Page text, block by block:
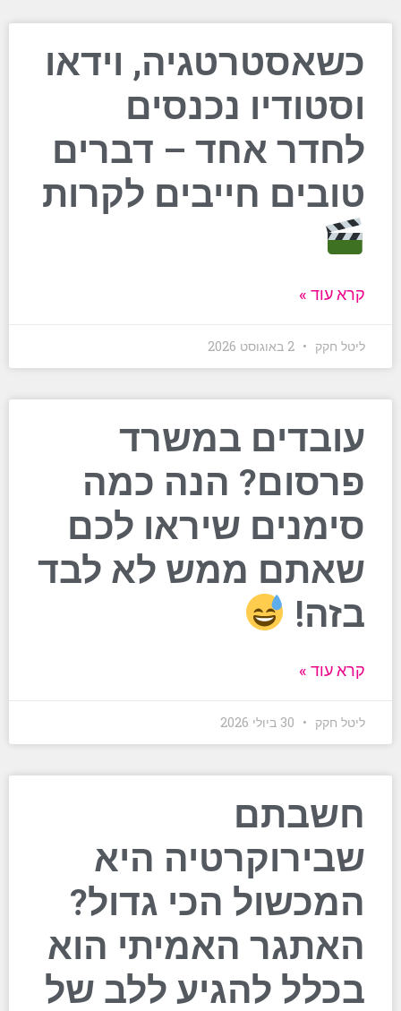
כשאסטרטגיה, וידאו
וסטודיו נכנסים
לחדר אחד – דברים
טובים חייבים לקרות
קרא עוד »
ליטל חקק
עובדים במשרד
פרסום? הנה כמה
סימנים שיראו לכם
שאתם ממש לא לבד
בזה!
קרא עוד »
ליטל חקק
חשבתם
שבירוקרטיה היא
המכשול הכי גדול?
האתגר האמיתי הוא
בכלל להגיע ללב של